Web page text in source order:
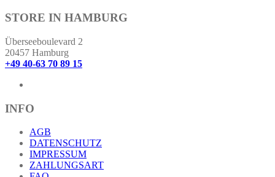
weist
Varianten
auf.
Die
Optionen
gewählt
werden
STORE IN HAMBURG
Überseeboulevard 2
20457 Hamburg
+49 40-63 70 89 15
INFO
AGB
DATENSCHUTZ
IMPRESSUM
ZAHLUNGSART